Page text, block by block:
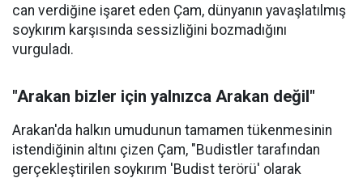
can verdiğine işaret eden Çam, dünyanın yavaşlatılmış
soykırım karşısında sessizliğini bozmadığını
vurguladı.
"Arakan bizler için yalnızca Arakan değil"
Arakan'da halkın umudunun tamamen tükenmesinin
istendiğinin altını çizen Çam, "Budistler tarafından
gerçekleştirilen soykırım 'Budist terörü' olarak